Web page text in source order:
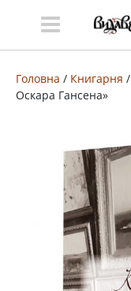
Меню
Про
Публічний
Головна / Книгарня /
Оскара Гансена»